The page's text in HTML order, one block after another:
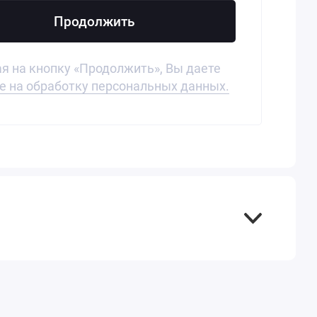
Продолжить
на кнопку «Продолжить», Вы даете
на обработку персональных данных.